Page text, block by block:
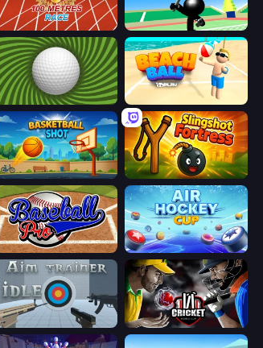
100 Meters Race Stickman Tennis 3D
The Speedy Golf
Basketball Shot Slingshot Fortress
Baseball Pro Air Hockey Cup
Aim Trainer Idle Cricket World Cup